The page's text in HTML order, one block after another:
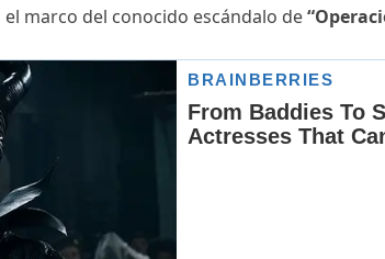
marco del conocido escándalo de